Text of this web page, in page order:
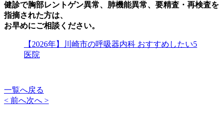
健診で胸部レントゲン異常、肺機能異常、要精査・再検査を
指摘された方は、
お早めにご相談ください。
【2026年】川崎市の呼吸器内科 おすすめしたい5
医院
一覧へ戻る
< 前へ次へ >